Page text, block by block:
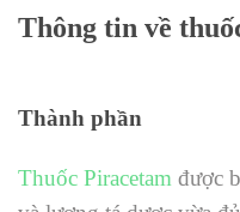
Thông tin về
Thành phần
Thuốc Piracetam được